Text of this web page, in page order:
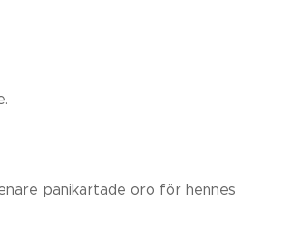
panikartade oro för hennes